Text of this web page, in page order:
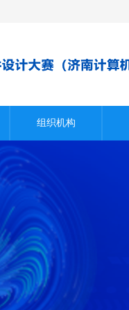
组织机构